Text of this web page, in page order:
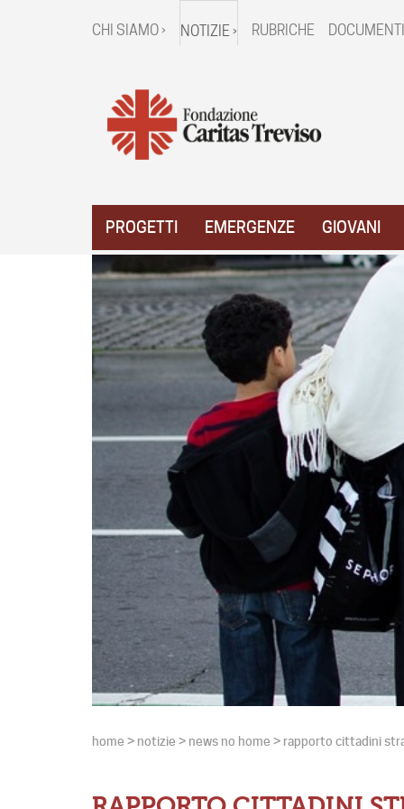
CHI SIAMO › NOTIZIE › RUBRICHE
PROGETTI EMERGENZE GIOVANI
home > notizie > news no home > rapporto cittadini